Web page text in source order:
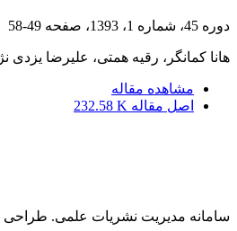
دوره 45، شماره 1، 1393، صفحه 49-58
هانا کمانگر، رقیه همتی، علیرضا
مشاهده مقاله
اصل مقاله 232.58 K
سامانه مدیریت نشریات علمی. طراحی